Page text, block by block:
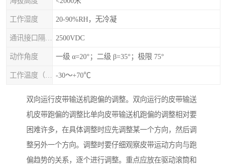
工作湿度 20-90%RH，无冷凝
2500VDC
动作角度 一级 α=20°；二级 β=35°；极限 75°
-30～+70℃
双向运行皮带输送机跑偏的调整。双向运行的皮带输送
机皮带跑偏的调整比单向皮带输送机跑偏的调整相对要
困难许多，在具体调整时应先调整某一个方向，然后调
整另外一个方向。调整时要仔细观察皮带运动方向与跑
偏趋势的关系，逐个进行调整。重点应放在驱动滚筒和